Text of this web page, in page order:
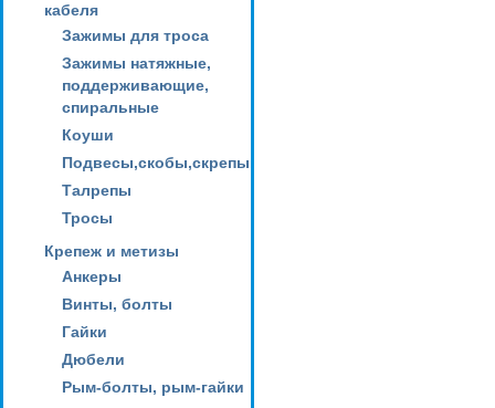
кабеля
Зажимы для троса
Зажимы натяжные,
поддерживающие,
спиральные
Коуши
Подвесы,скобы,скрепы
Талрепы
Тросы
Крепеж и метизы
Анкеры
Винты, болты
Гайки
Дюбели
Рым-болты, рым-гайки